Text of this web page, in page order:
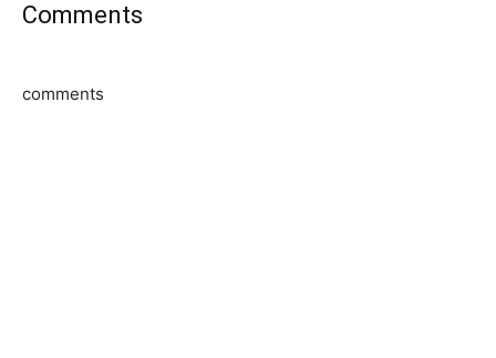
Comments
comments